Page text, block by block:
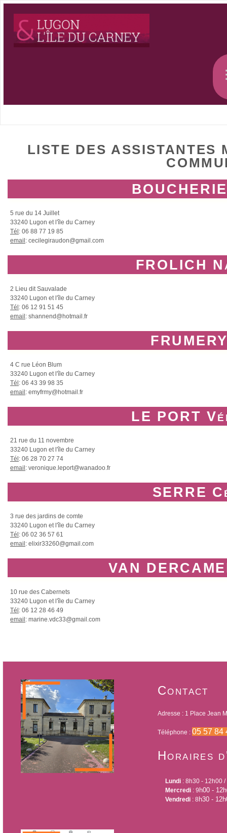
LISTE DES ASSISTANTES
5 rue du 14 Juillet
33240 Lugon et l'île du Carney
Tél : 06 88 77 19 85
email : cecilegiraudon@gmail.com
FROLICH
2 Lieu dit Sauvalade
33240 Lugon et l'île du Carney
Tél : 06 12 91 51 45
email : shannend@hotmail.fr
4 C rue Léon Blum
33240 Lugon et l'île du Carney
Tél : 06 43 39 98 35
email : emyfrmy@hotmail.fr
LE PORT
21 rue du 11 novembre
33240 Lugon et l'île du Carney
Tél : 06 28 70 27 74
email : veronique.leport@wanadoo.fr
SERRE
3 rue des jardins de comte
33240 Lugon et l'île du Carney
Tél : 06 02 36 57 61
email : elixir33260@gmail.com
VAN
10 rue des Cabernets
33240 Lugon et l'île du Carney
Tél : 06 12 28 46 49
email : marine.vdc33@gmail.com
Contact
Adresse : 1 Place Jean
Téléphone : 05 57 84
Horaires
Lundi : 8h30 - 12h00
Mercredi : 9 h00 -
Vendredi : 8 h30 -